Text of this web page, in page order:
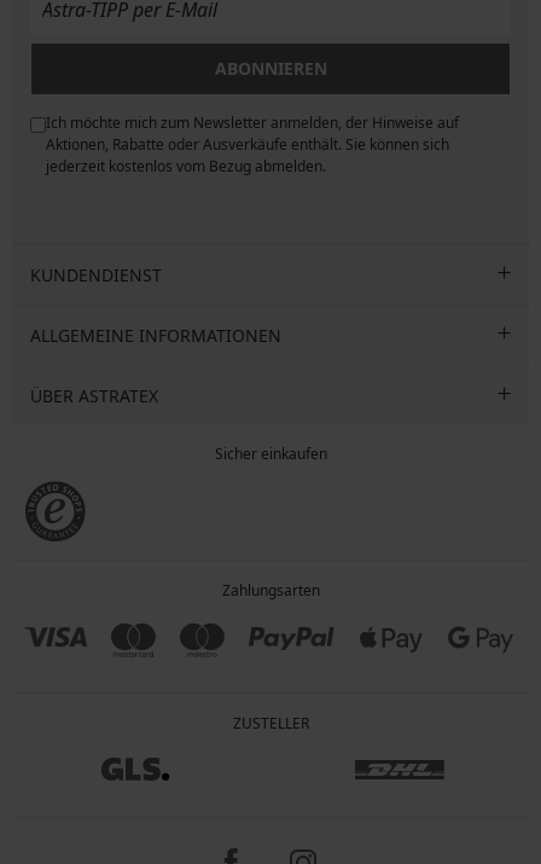
ABONNIEREN
Ich möchte mich zum Newsletter anmelden, der Hinweise auf
Aktionen, Rabatte oder Ausverkäufe enthält. Sie können sich
jederzeit kostenlos vom Bezug abmelden.
KUNDENDIENST
ALLGEMEINE INFORMATIONEN
ÜBER ASTRATEX
Sicher einkaufen
Zahlungsarten
ZUSTELLER